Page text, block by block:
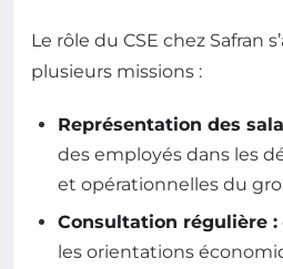
Le rôle du CSE chez Safran
plusieurs missions :
Représentation des
des employés dans les
et opérationnelles du
Consultation régulière :
les orientations